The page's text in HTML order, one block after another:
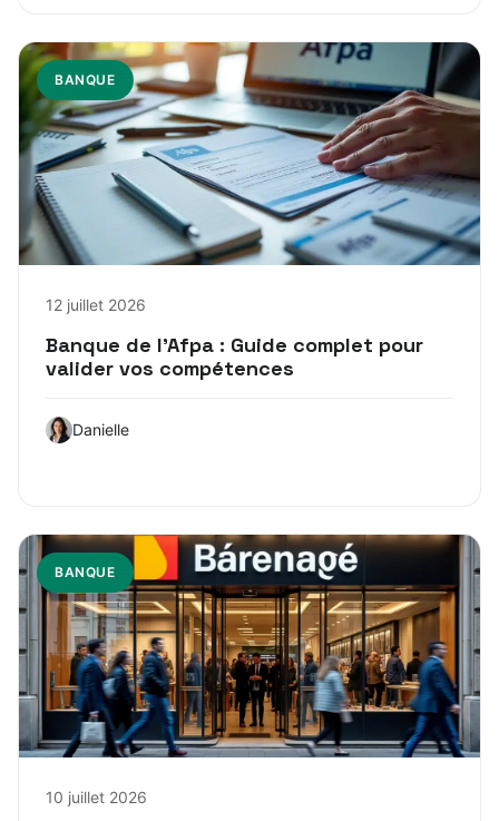
BANQUE
12 juillet 2026
Banque de l’Afpa : Guide complet pour
valider vos compétences
Danielle
BANQUE
10 juillet 2026